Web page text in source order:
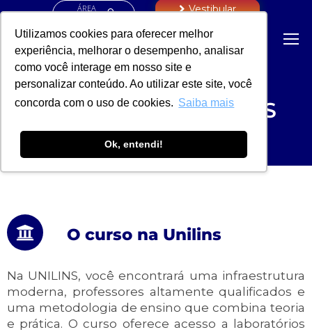
Utilizamos cookies para oferecer melhor
experiência, melhorar o desempenho, analisar
como você interage em nosso site e
personalizar conteúdo. Ao utilizar este site, você
concorda com o uso de cookies. Saiba mais
Ok, entendi!
ÁREA
Vestibular
TECNOLOGIA EM
CONTROLE DE OBRAS
Titulação: Tecnologo
O curso na Unilins
Na UNILINS, você encontrará uma infraestrutura
moderna, professores altamente qualificados e
uma metodologia de ensino que combina teoria
e prática. O curso oferece acesso a laboratórios